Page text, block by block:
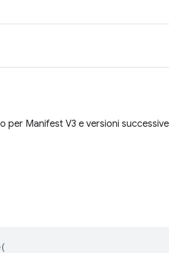
per Manifest V3 e versioni
(